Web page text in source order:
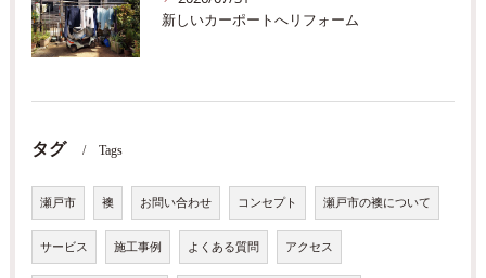
新しいカーポートへリフォーム
タグ Tags
瀬戸市 襖 お問い合わせ コンセプト 瀬戸市の襖について
サービス 施工事例 よくある質問 アクセス